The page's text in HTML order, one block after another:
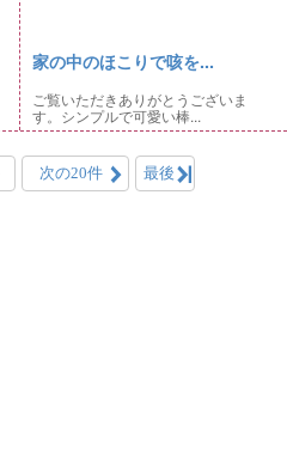
家の中のほこりで咳を...
ご覧いただきありがとうございま
す。シンプルで可愛い棒...
次の20件 最後